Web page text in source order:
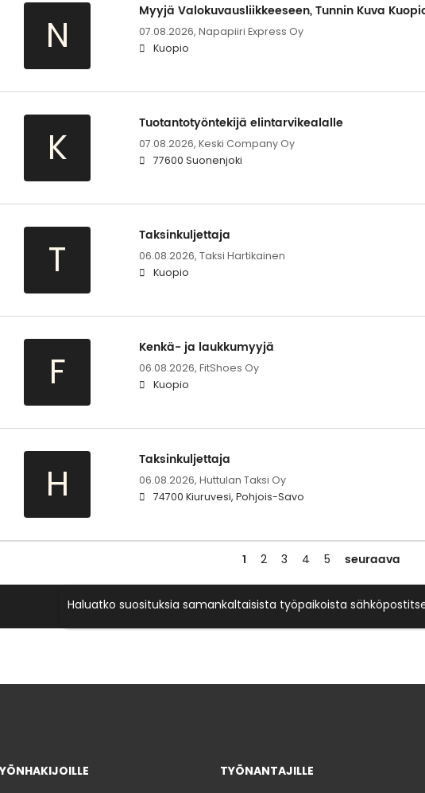
N
Myyjä Valokuvausliikkeeseen, Tunnin Kuva
07.08.2026, Napapiiri Express Oy
Kuopio
K
Tuotantotyöntekijä elintarvikealalle
07.08.2026, Keski Company Oy
77600 Suonenjoki
T
Taksinkuljettaja
06.08.2026, Taksi Hartikainen
Kuopio
F
Kenkä- ja laukkumyyjä
06.08.2026, FitShoes Oy
Kuopio
H
Taksinkuljettaja
06.08.2026, Huttulan Taksi Oy
74700 Kiuruvesi, Pohjois-Savo
1 2 3 4 5 seuraava
Haluatko suosituksia samankaltaisista työpaikoista
TYÖNANTAJILLE